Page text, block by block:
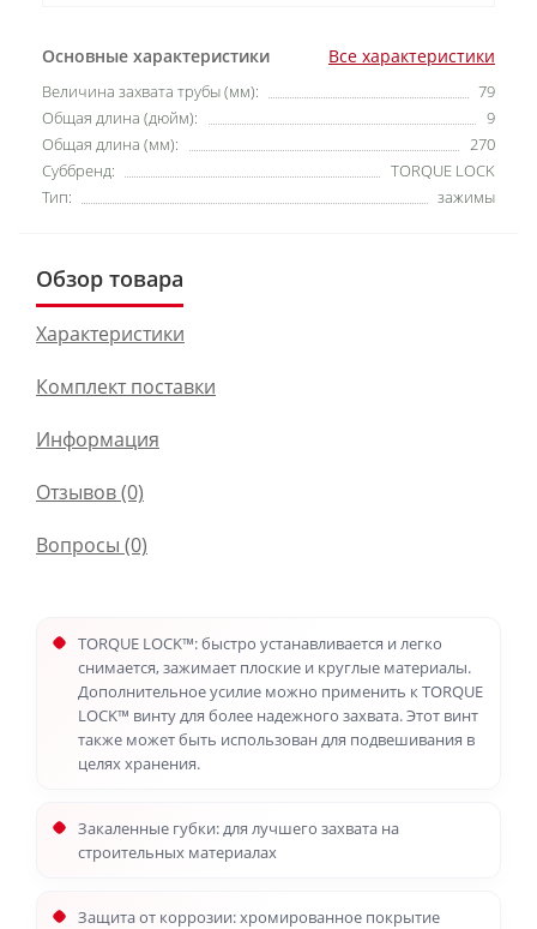
Основные характеристики Все характеристики
Величина захвата трубы (мм):
79
Общая длина (дюйм):
9
Общая длина (мм):
270
Суббренд:
TORQUE LOCK
Тип:
зажимы
Обзор товара
Характеристики
Комплект поставки
Информация
Отзывов (0)
Вопросы (0)
TORQUE LOCK™: быстро устанавливается и легко
снимается, зажимает плоские и круглые материалы.
Дополнительное усилие можно применить к TORQUE
LOCK™ винту для более надежного захвата. Этот винт
также может быть использован для подвешивания в
целях хранения.
Закаленные губки: для лучшего захвата на
строительных материалах
Защита от коррозии: хромированное покрытие